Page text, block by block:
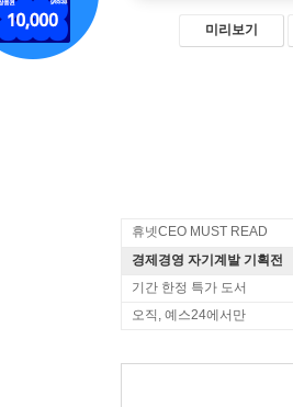
미리보기
휴넷CEO MUST READ
경제경영 자기계발 기획전
기간 한정 특가 도서
오직, 예스24에서만